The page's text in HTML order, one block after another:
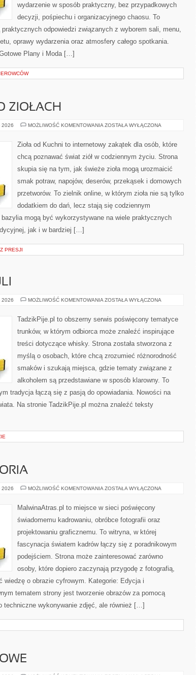
wydarzenie w sposób praktyczny, bez przypadkowych
decyzji, pośpiechu i organizacyjnego chaosu. To
odpowiedzi związanych z wyborem sali, menu,
oprawy wydarzenia oraz atmosfery całego spotkania.
Plany i Moda […]
ZIOŁACH
2026 MOŻLIWOŚĆ KOMENTOWANIA PRZEWODNIK
ZOSTAŁA WYŁĄCZONA
Zioła od Kuchni to internetowy zakątek dla osób, które
chcą poznawać świat ziół w codziennym życiu. Strona
skupia się na tym, jak świeże zioła mogą urozmaicić
smak potraw, napojów, deserów, przekąsek i domowych
przetworów. To zielnik online, w którym zioła nie są tylko
dodatkiem do dań, lecz stają się codziennym
mogą być wykorzystywane na wiele praktycznych
jak i w bardziej […]
PRESJI
2026 MOŻLIWOŚĆ KOMENTOWANIA SZTUKA
ZOSTAŁA WYŁĄCZONA
TadzikPije.pl to obszerny serwis poświęcony tematyce
trunków, w którym odbiorca może znaleźć inspirujące
treści dotyczące whisky. Strona została stworzona z
myślą o osobach, które chcą zrozumieć różnorodność
smaków i szukają miejsca, gdzie tematy związane z
alkoholem są przedstawiane w sposób klarowny. To
tradycja łączą się z pasją do opowiadania. Nowości na
Na stronie TadzikPije.pl można znaleźć teksty
2026 MOŻLIWOŚĆ KOMENTOWANIA SPRZĘT
ZOSTAŁA WYŁĄCZONA
MalwinaAtras.pl to miejsce w sieci poświęcony
świadomemu kadrowaniu, obróbce fotografii oraz
projektowaniu graficznemu. To witryna, w której
fascynacja światem kadrów łączy się z poradnikowym
podejściem. Strona może zainteresować zarówno
osoby, które dopiero zaczynają przygodę z fotografią,
o obrazie cyfrowym. Kategorie: Edycja i
tematem strony jest tworzenie obrazów za pomocą
techniczne wykonywanie zdjęć, ale również […]